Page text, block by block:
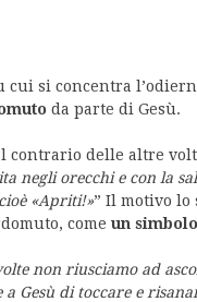
cui si concentra
da parte di Gesù.
contrario delle altre
negli orecchi e con la
«Apriti!»” Il motivo lo
come un
non riusciamo ad
a Gesù di toccare e